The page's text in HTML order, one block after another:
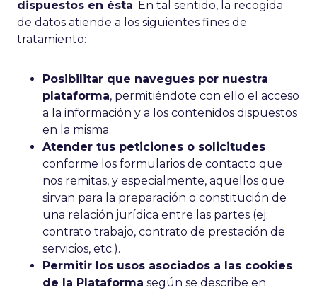
dispuestos en ésta. En tal sentido, la recogida
de datos atiende a los siguientes fines de
tratamiento:
Posibilitar que navegues por nuestra
plataforma, permitiéndote con ello el acceso
a la información y a los contenidos dispuestos
en la misma.
Atender tus peticiones o solicitudes
conforme los formularios de contacto que
nos remitas, y especialmente, aquellos que
sirvan para la preparación o constitución de
una relación jurídica entre las partes (ej:
contrato trabajo, contrato de prestación de
servicios, etc.).
Permitir los usos asociados a las cookies
de la Plataforma según se describe en